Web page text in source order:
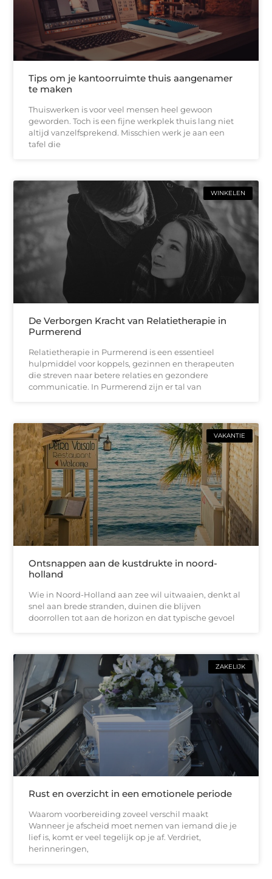
Tips om je kantoorruimte thuis aangenamer
te maken
Thuiswerken is voor veel mensen heel gewoon
geworden. Toch is een fijne werkplek thuis lang niet
altijd vanzelfsprekend. Misschien werk je aan een
tafel die
WINKELEN
De Verborgen Kracht van Relatietherapie in
Purmerend
Relatietherapie in Purmerend is een essentieel
hulpmiddel voor koppels, gezinnen en therapeuten
die streven naar betere relaties en gezondere
communicatie. In Purmerend zijn er tal van
VAKANTIE
Ontsnappen aan de kustdrukte in noord-
holland
Wie in Noord-Holland aan zee wil uitwaaien, denkt al
snel aan brede stranden, duinen die blijven
doorrollen tot aan de horizon en dat typische gevoel
ZAKELIJK
Rust en overzicht in een emotionele periode
Waarom voorbereiding zoveel verschil maakt
Wanneer je afscheid moet nemen van iemand die je
lief is, komt er veel tegelijk op je af. Verdriet,
herinneringen,